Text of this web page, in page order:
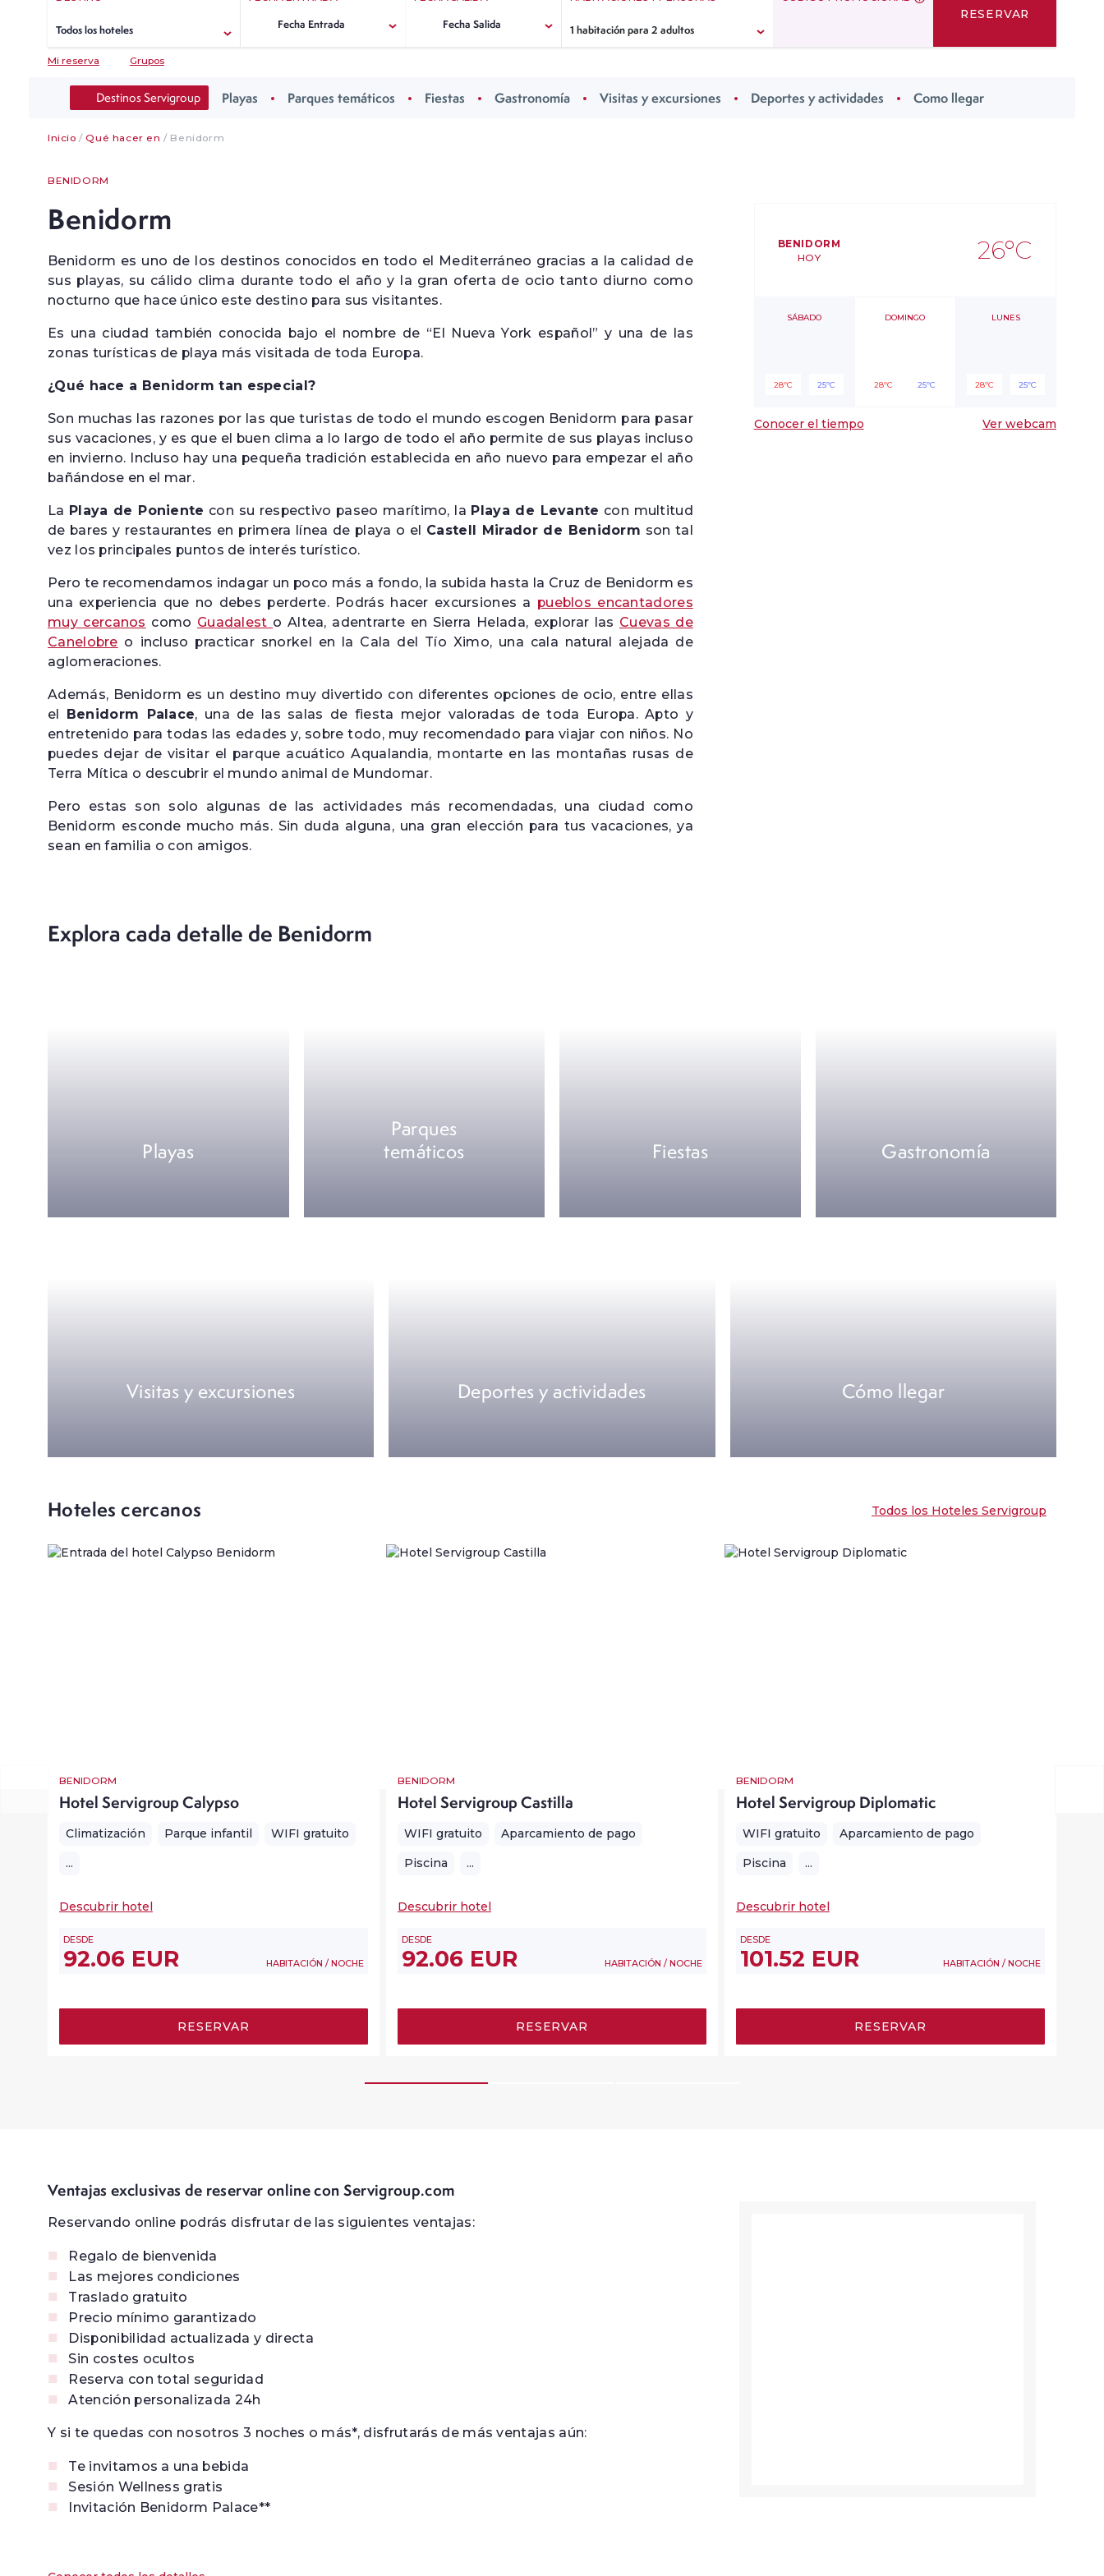
Hotel Servigroup Venus Hotel Servigroup Galúa Hotel Servigroup Marina Mar
VER TODOS LOS HOTELES
ORIHUELA COSTA
HOTELES CON
WELLNESS RECOMENDADOS PARA
ADULTOS
Todos los hoteles Fecha Entrada Fecha Salida 1 habitación para 2 adultos
RESERVAR
Mi reserva Grupos
Destinos Servigroup Playas Parques temáticos Fiestas Gastronomía Visitas y excursiones Deportes y actividades Como llegar
Inicio /Qué hacer en/ Benidorm
BENIDORM
Benidorm
Benidorm es uno de los destinos conocidos en todo el Mediterráneo gracias a la calidad de
sus playas, su cálido clima durante todo el año y la gran oferta de ocio tanto diurno como
nocturno que hace único este destino para sus visitantes.
Es una ciudad también conocida bajo el nombre de “El Nueva York español” y una de las
zonas turísticas de playa más visitada de toda Europa.
¿Qué hace a Benidorm tan especial?
Son muchas las razones por las que turistas de todo el mundo escogen Benidorm para pasar
sus vacaciones, y es que el buen clima a lo largo de todo el año permite de sus playas incluso
en invierno. Incluso hay una pequeña tradición establecida en año nuevo para empezar el año
bañándose en el mar.
La Playa de Poniente con su respectivo paseo marítimo, la Playa de Levante con multitud
de bares y restaurantes en primera línea de playa o el Castell Mirador de Benidorm son tal
vez los principales puntos de interés turístico.
Pero te recomendamos indagar un poco más a fondo, la subida hasta la Cruz de Benidorm es
una experiencia que no debes perderte. Podrás hacer excursiones a pueblos encantadores
muy cercanos como Guadalest o Altea, adentrarte en Sierra Helada, explorar las Cuevas de
Canelobre o incluso practicar snorkel en la Cala del Tío Ximo, una cala natural alejada de
aglomeraciones.
Además, Benidorm es un destino muy divertido con diferentes opciones de ocio, entre ellas
el Benidorm Palace, una de las salas de fiesta mejor valoradas de toda Europa. Apto y
entretenido para todas las edades y, sobre todo, muy recomendado para viajar con niños. No
puedes dejar de visitar el parque acuático Aqualandia, montarte en las montañas rusas de
Terra Mítica o descubrir el mundo animal de Mundomar.
Pero estas son solo algunas de las actividades más recomendadas, una ciudad como
Benidorm esconde mucho más. Sin duda alguna, una gran elección para tus vacaciones, ya
sean en familia o con amigos.
BENIDORM
HOY
26ºC
SÁBADO
28ºC 25ºC
DOMINGO
28ºC 25ºC
LUNES
28ºC 25ºC
Conocer el tiempo Ver webcam
Explora cada detalle de Benidorm
Playas
Parques
temáticos
Fiestas Gastronomía
Visitas y excursiones Deportes y actividades Cómo llegar
Hoteles cercanos Todos los Hoteles Servigroup
BENIDORM
Hotel Servigroup Calypso
Climatización Parque infantil
WIFI gratuito
...
Descubrir hotel
DESDE
92.06 EUR HABITACIÓN / NOCHE
RESERVAR
BENIDORM
Hotel Servigroup Castilla
WIFI gratuito
Aparcamiento de pago
Piscina
...
Descubrir hotel
DESDE
92.06 EUR HABITACIÓN / NOCHE
RESERVAR
BENIDORM
Hotel Servigroup Diplomatic
WIFI gratuito
Aparcamiento de pago
Piscina
...
Descubrir hotel
DESDE
101.52 EUR HABITACIÓN / NOCHE
RESERVAR
Ventajas exclusivas de reservar online con Servigroup.com
Reservando online podrás disfrutar de las siguientes ventajas:
Regalo de bienvenida
Las mejores condiciones
Traslado gratuito
Precio mínimo garantizado
Disponibilidad actualizada y directa
Sin costes ocultos
Reserva con total seguridad
Atención personalizada 24h
Y si te quedas con nosotros 3 noches o más*, disfrutarás de más ventajas aún:
Te invitamos a una bebida
Sesión Wellness gratis
Invitación Benidorm Palace**